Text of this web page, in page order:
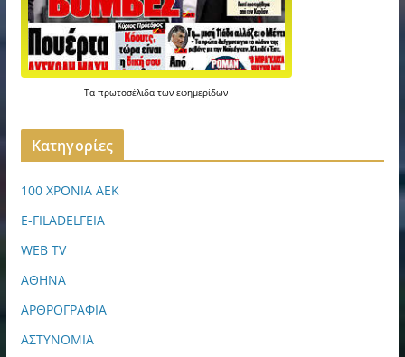
Ταπρωτοσέλιδατωνεφημερίδων
Kατηγορίες
100 ΧΡΟΝΙΑ ΑΕΚ
E-FILADELFEIA
WEB TV
ΑΘΗΝΑ
ΑΡΘΡΟΓΡΑΦΙΑ
ΑΣΤΥΝΟΜΙΑ